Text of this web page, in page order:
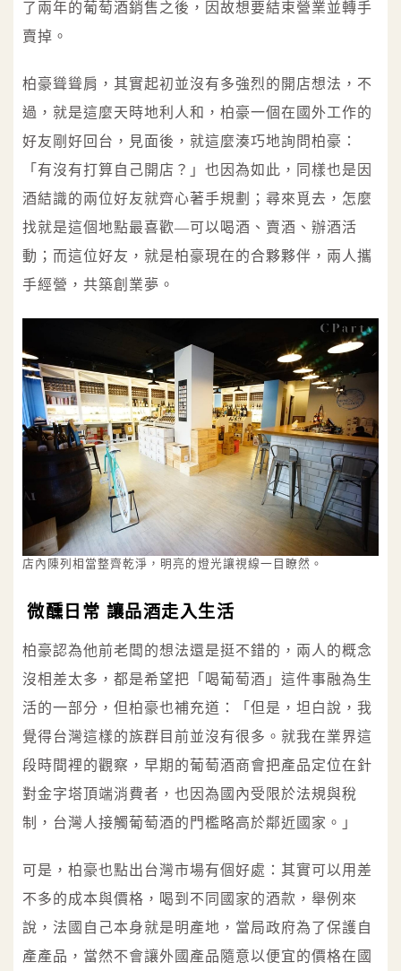
了兩年的葡萄酒銷售之後，因故想要結束營業並轉手
賣掉。
柏豪聳聳肩，其實起初並沒有多強烈的開店想法，不
過，就是這麼天時地利人和，柏豪一個在國外工作的
好友剛好回台，見面後，就這麼湊巧地詢問柏豪：
「有沒有打算自己開店？」也因為如此，同樣也是因
酒結識的兩位好友就齊心著手規劃；尋來覓去，怎麼
找就是這個地點最喜歡—可以喝酒、賣酒、辦酒活
動；而這位好友，就是柏豪現在的合夥夥伴，兩人攜
手經營，共築創業夢。
店內陳列相當整齊乾淨，明亮的燈光讓視線一目瞭然。
微醺日常 讓品酒走入生活
柏豪認為他前老闆的想法還是挺不錯的，兩人的概念
沒相差太多，都是希望把「喝葡萄酒」這件事融為生
活的一部分，但柏豪也補充道：「但是，坦白說，我
覺得台灣這樣的族群目前並沒有很多。就我在業界這
段時間裡的觀察，早期的葡萄酒商會把產品定位在針
對金字塔頂端消費者，也因為國內受限於法規與稅
制，台灣人接觸葡萄酒的門檻略高於鄰近國家。」
可是，柏豪也點出台灣市場有個好處：其實可以用差
不多的成本與價格，喝到不同國家的酒款，舉例來
說，法國自己本身就是明產地，當局政府為了保護自
產產品，當然不會讓外國產品隨意以便宜的價格在國